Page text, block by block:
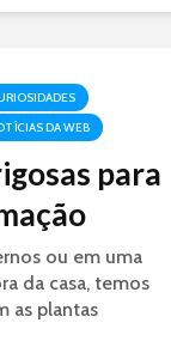
DA WEB
para
ou em uma
da casa, temos
as plantas